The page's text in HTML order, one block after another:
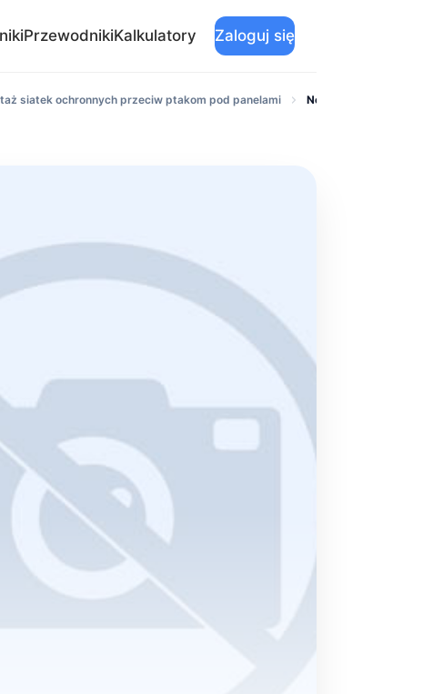
PrzewodnikiKalkulatory Zaloguj się
siatek ochronnych przeciw ptakom pod panelami Nowy Sącz